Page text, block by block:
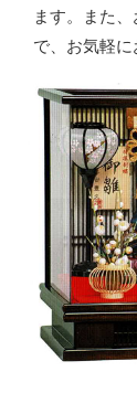
ます。また
で、お気軽に